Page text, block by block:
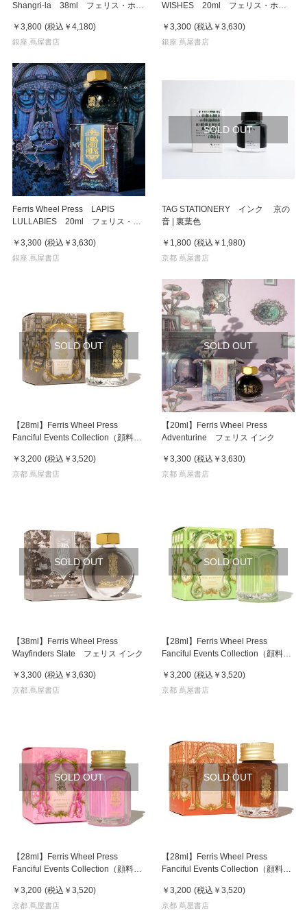
Shangri-la 38ml フェリス・ホイ
￥3,800 (税込 ￥4,180)
銀座 蔦屋書店
WISHES 20ml フェリス・ホイ
￥3,300 (税込 ￥3,630)
銀座 蔦屋書店
Ferris Wheel Press LAPIS
LULLABIES 20ml フェリス・ホ
￥3,300 (税込 ￥3,630)
銀座 蔦屋書店
SOLD OUT
TAG STATIONERY インク 京の
音 | 裏葉色
￥1,800 (税込 ￥1,980)
京都 蔦屋書店
SOLD OUT
【28ml】Ferris Wheel Press
Fanciful Events Collection（顔料イ
TREASURES フェリス インク
￥3,200 (税込 ￥3,520)
京都 蔦屋書店
SOLD OUT
【20ml】Ferris Wheel Press
Adventurine フェリス インク
￥3,300 (税込 ￥3,630)
京都 蔦屋書店
SOLD OUT
【38ml】Ferris Wheel Press
Wayfinders Slate フェリス インク
￥3,300 (税込 ￥3,630)
京都 蔦屋書店
SOLD OUT
【28ml】Ferris Wheel Press
Fanciful Events Collection（顔料イ
ス インク
￥3,200 (税込 ￥3,520)
京都 蔦屋書店
SOLD OUT
【28ml】Ferris Wheel Press
Fanciful Events Collection（顔料イ
ビー フェリス インク
￥3,200 (税込 ￥3,520)
京都 蔦屋書店
SOLD OUT
【28ml】Ferris Wheel Press
Fanciful Events Collection（顔料イ
リス インク
￥3,200 (税込 ￥3,520)
京都 蔦屋書店